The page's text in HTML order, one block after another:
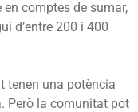
en comptes de sumar,
d’entre 200 i 400
tenen una potència
Però la comunitat pot